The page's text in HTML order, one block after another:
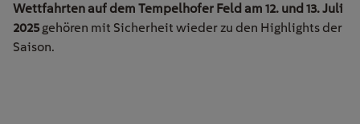
Wettfahrten auf dem Tempelhofer Feld am 12. und 13. Juli
2025gehören mit Sicherheit wieder zu den Highlights der
Saison.